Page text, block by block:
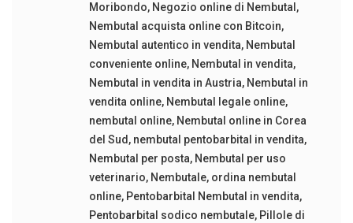
Moribondo, Negozio online di Nembutal ,
Nembutal acquista online con Bitcoin,
Nembutal autentico in vendita, Nembutal
conveniente online, Nembutal in vendita,
Nembutal in vendita in Austria, Nembutal in
vendita online, Nembutal legale online,
nembutal online, Nembutal online in Corea
del Sud , nembutal pentobarbital in vendita,
Nembutal per posta, Nembutal per uso
veterinario, Nembutale, ordina nembutal
online, Pentobarbital Nembutal in vendita,
Pentobarbital sodico nembutale, Pillole di